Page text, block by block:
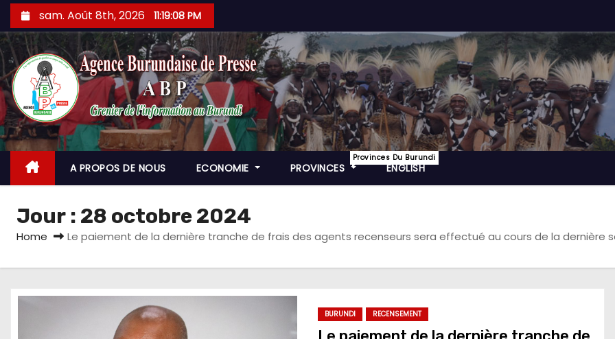
Skip
to
content
sam. Août 8th, 2026 11:19:10 PM
A PROPOS DE NOUS ECONOMIE PROVINCES
Provinces Du Burundi
ENGLISH
Jour : 28 octobre 2024
Home Le paiement de la dernière tranche de frais des agents recenseurs sera effectué au cours de la dernière
BURUNDI RECENSEMENT